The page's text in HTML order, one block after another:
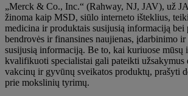
„Merck & Co., Inc.“ (Rahway, NJ, JAV), už
žinoma kaip MSD, siūlo interneto išteklius,
medicina ir produktais susijusią informaciją bei
bendrovės ir finansines naujienas, įdarbinimo
susijusią informaciją. Be to, kai kuriuose mūsų
kvalifikuoti specialistai gali pateikti užsakymus
vakcinų ir gyvūnų sveikatos produktų, prašyti
prie mokslinių tyrimų.